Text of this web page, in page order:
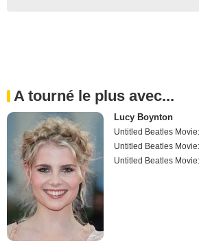
A tourné le plus avec...
Lucy Boynton
Untitled Beatles
Untitled Beatles
Untitled Beatles